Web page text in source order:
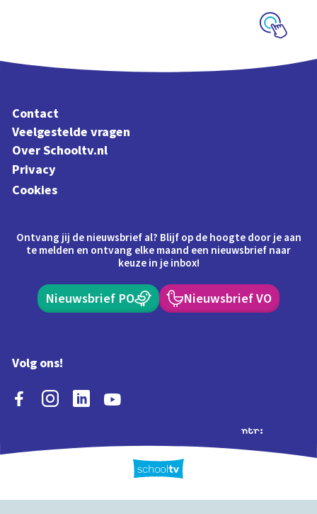
Contact
Veelgestelde vragen
Over Schooltv.nl
Privacy
Cookies
Ontvang jij de nieuwsbrief al? Blijf op de hoogte door je aan
te melden en ontvang elke maand een nieuwsbrief naar
keuze in je inbox!
Nieuwsbrief PO Nieuwsbrief VO
Volg ons!